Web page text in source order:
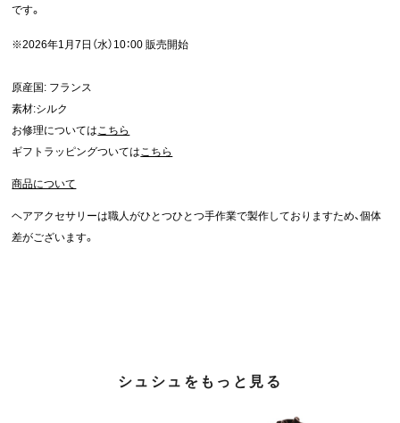
です。
※2026年1月7日（水）10：00 販売開始
原産国: フランス
素材:シルク
お修理についてはこちら
ギフトラッピングついてはこちら
商品について
ヘアアクセサリーは職人がひとつひとつ手作業で製作しておりますため、個体
差がございます。
シュシュをもっと見る